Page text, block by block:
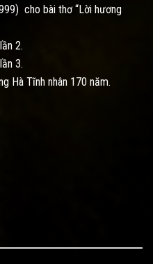
cho bài thơ “Lời hương
2.
3.
Hà Tĩnh nhân 170 năm.